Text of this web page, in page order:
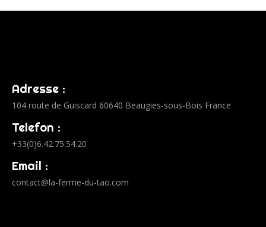
Adresse :
104 route de Guiscard 60640 Beaugies-sous-Bois France
Telefon :
+33(0)6.42.75.54.20
Email :
contact@la-ferme-du-tao.com